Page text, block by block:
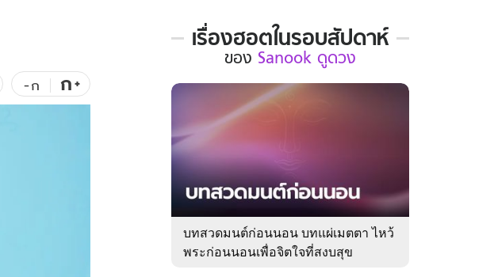
คลิป
พอดแคสต์
-ก ก+
เรื่องฮอตในรอบสัปดาห์
เรื่อง
ใน
รอบ
ของ
Sanook
ดูด
ของ Sanook ดูดวง
บทสวดมนต์ก่อนนอน บทแผ่เมตตา ไหว้
พระก่อนนอนเพื่อจิตใจที่สงบสุข